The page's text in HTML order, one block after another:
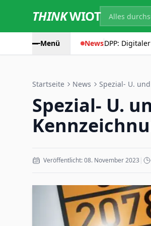
THINKWIOT
Menü NewsDPP:
Startseite News Spezial- U.
Spezial- U.
Veröffentlicht: 08. November 2023 |